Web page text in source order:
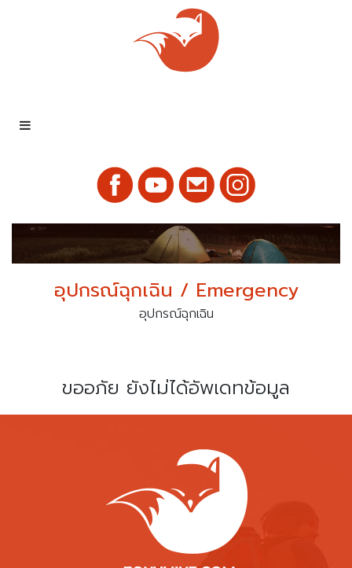
อุปกรณ์ฉุกเฉิน / Emergency
อุปกรณ์ฉุกเฉิน
ขออภัย ยังไม่ได้อัพเดทข้อมูล